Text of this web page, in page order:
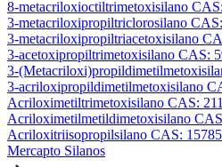
8-metacriloxioctiltrimetoxisilano
3-metacriloxipropiltriclorosilano
3-metacriloxipropiltriacetoxisilano
3-acetoxipropiltrimetoxisilano CAS:
3-
3-acriloxipropildimetilmetoxisilano
Acriloximetiltrimetoxisilano CAS:
Acriloximetilmetildimetoxisilano
Acriloxitriisopropilsilano CAS:
Mercapto Silanos